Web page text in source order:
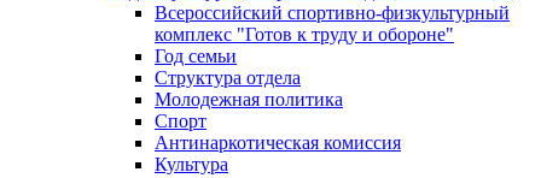
Всероссийский спортивно-физкультурный
комплекс "Готов к труду и обороне"
Год семьи
Структура отдела
Молодежная политика
Спорт
Антинаркотическая комиссия
Культура